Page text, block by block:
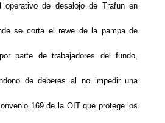
de desalojo de Trafun en
se corta el rewe de la pampa de
parte de trabajadores del fundo,
de deberes al no impedir una
169 de la OIT que protege los